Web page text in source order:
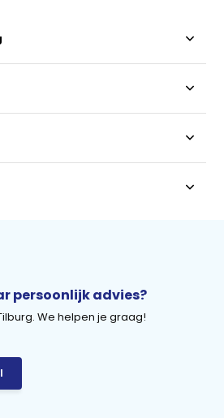
persoonlijk advies?
We helpen je graag!